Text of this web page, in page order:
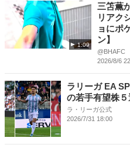
1:09
三笘薫
リアク
ョにポ
ン】
@BHAFC
2026/8/6
ラリーガ EA
の若手有望株５
ラ・リーガ公式
2026/7/31 18:00